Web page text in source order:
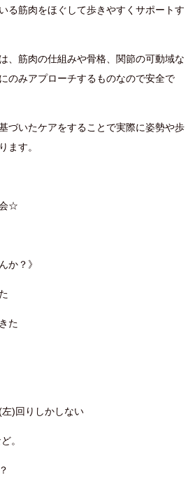
る筋肉をほぐして歩きやすくサポートす
、筋肉の仕組みや骨格、関節の可動域な
のみアプローチするものなので安全で
づいたケアをすることで実際に姿勢や歩
ます。
☆
か？》
た
左)回りしかしない
。